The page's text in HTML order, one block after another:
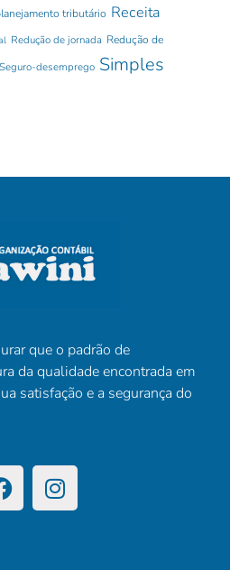
tributário Receita
Redução de jornada Redução de
Seguro-desemprego Simples
que o padrão de
da qualidade encontrada em
satisfação e a segurança do